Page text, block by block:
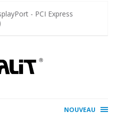
- PCI Express
NOUVEAU